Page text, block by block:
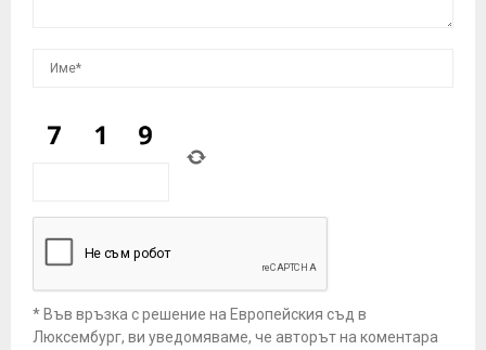
* Във връзка с решение на Европейския съд в
Люксембург, ви уведомяваме, че авторът на коментара